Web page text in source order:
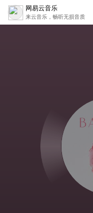
网易云音乐
来云音乐，畅听无损音质